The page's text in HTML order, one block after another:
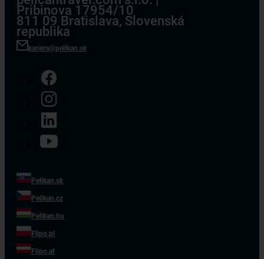
neskutočnú bojovnosť,
keď sa prebojovali až do
finále. Tam ich po
a napínavom zápase
napokon tesne zdolal tím
TUI. Na treťom mieste
skončil SATUR. Pelikán…
Pribinova 17954/10
811 09 Bratislava, Slovenská
republika
kariera@pelikan.sk
Pelikan.sk
Pelikan.cz
Pelikan.hu
Flipo.pl
Flipo.at